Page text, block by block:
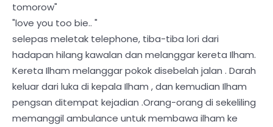
tomorow"
"love you too bie.. "
selepas meletak telephone, tiba-tiba lori dari
hadapan hilang kawalan dan melanggar kereta Ilham.
Kereta Ilham melanggar pokok disebelah jalan . Darah
keluar dari luka di kepala Ilham , dan kemudian Ilham
pengsan ditempat kejadian .Orang-orang di sekeliling
memanggil ambulance untuk membawa ilham ke